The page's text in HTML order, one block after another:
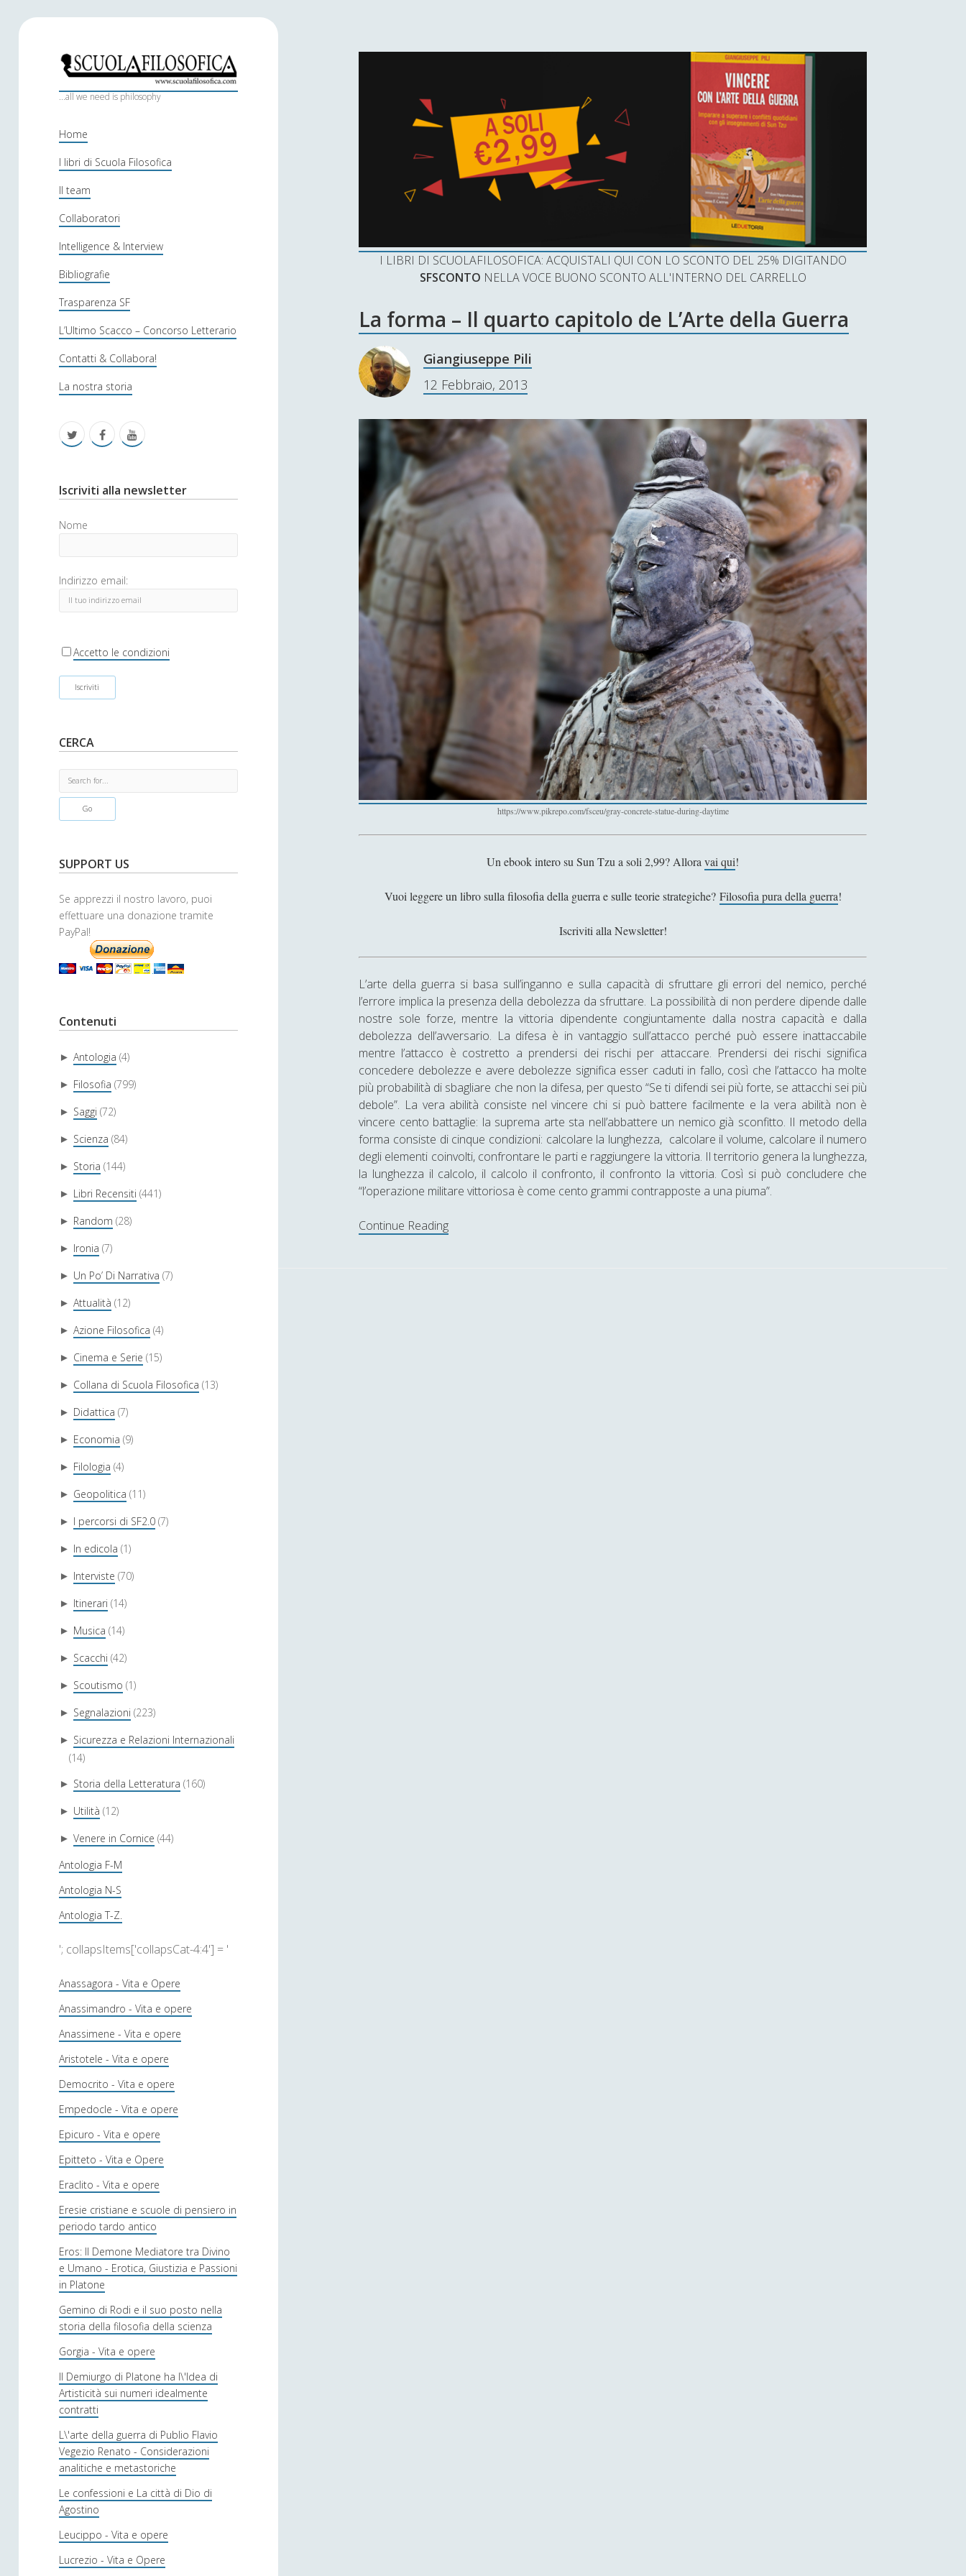
S
c
o
l
a
f
i
l
o
s
o
f
c
...all we need is philosophy
Home
I libri di Scuola Filosofica
Il team
Collaboratori
Intelligence & Interview
Bibliografie
Trasparenza SF
L’Ultimo Scacco – Concorso Letterario
Contatti & Collabora!
La nostra storia
i
t
r
f
c
b
o
k
u
u
e
S
i
e
b
r
Iscriviti alla newsletter
Nome
Indirizzo email:
Accetto le condizioni
CERCA
e
h
SUPPORT US
Se apprezzi il nostro lavoro, puoi
effettuare una donazione tramite
PayPal!
Contenuti
► Antologia (4)
► Filosofia (799)
► Saggi (72)
► Scienza (84)
► Storia (144)
► Libri Recensiti (441)
► Random (28)
► Ironia (7)
► Un Po’ Di Narrativa (7)
► Attualità (12)
► Azione Filosofica (4)
► Cinema e Serie (15)
► Collana di Scuola Filosofica (13)
► Didattica (7)
► Economia (9)
► Filologia (4)
► Geopolitica (11)
► I percorsi di SF2.0 (7)
► In edicola (1)
► Interviste (70)
► Itinerari (14)
► Musica (14)
► Scacchi (42)
► Scoutismo (1)
► Segnalazioni (223)
► Sicurezza e Relazioni Internazionali
(14)
► Storia della Letteratura (160)
► Utilità (12)
► Venere in Cornice (44)
Antologia F-M
Antologia N-S
Antologia T-Z.
'; collapsItems['collapsCat-4:4'] = '
Anassagora - Vita e Opere
Anassimandro - Vita e opere
Anassimene - Vita e opere
Aristotele - Vita e opere
Democrito - Vita e opere
Empedocle - Vita e opere
Epicuro - Vita e opere
Epitteto - Vita e Opere
Eraclito - Vita e opere
Eresie cristiane e scuole di pensiero in
periodo tardo antico
Eros: Il Demone Mediatore tra Divino
e Umano - Erotica, Giustizia e Passioni
in Platone
Gemino di Rodi e il suo posto nella
storia della filosofia della scienza
Gorgia - Vita e opere
Il Demiurgo di Platone ha l\'Idea di
Artisticità sui numeri idealmente
contratti
L\'arte della guerra di Publio Flavio
Vegezio Renato - Considerazioni
analitiche e metastoriche
Le confessioni e La città di Dio di
Agostino
Leucippo - Vita e opere
Lucrezio - Vita e Opere
I LIBRI DI SCUOLAFILOSOFICA: ACQUISTALI QUI CON LO SCONTO DEL 25% DIGITANDO
SFSCONTO NELLA VOCE BUONO SCONTO ALL'INTERNO DEL CARRELLO
La forma – Il quarto capitolo de L’Arte della Guerra
Giangiuseppe Pili
12 Febbraio, 2013
https://www.pikrepo.com/fsceu/gray-concrete-statue-during-daytime
Un ebook intero su Sun Tzu a soli 2,99? Alloravai qui!
Vuoi leggere un libro sulla filosofia della guerra e sulle teorie strategiche? Filosofia pura della guerra!
Iscriviti alla Newsletter!
L’arte della guerra si basa sull’inganno e sulla capacità di sfruttare gli errori del nemico, perché
l’errore implica la presenza della debolezza da sfruttare. La possibilità di non perdere dipende dalle
nostre sole forze, mentre la vittoria dipendente congiuntamente dalla nostra capacità e dalla
debolezza dell’avversario. La difesa è in vantaggio sull’attacco perché può essere inattaccabile
mentre l’attacco è costretto a prendersi dei rischi per attaccare. Prendersi dei rischi significa
concedere debolezze e avere debolezze significa esser caduti in fallo, così che l’attacco ha molte
più probabilità di sbagliare che non la difesa, per questo “Se ti difendi sei più forte, se attacchi sei più
debole”. La vera abilità consiste nel vincere chi si può battere facilmente e la vera abilità non è
vincere cento battaglie: la suprema arte sta nell’abbattere un nemico già sconfitto. Il metodo della
forma consiste di cinque condizioni: calcolare la lunghezza, calcolare il volume, calcolare il numero
degli elementi coinvolti, confrontare le parti e raggiungere la vittoria. Il territorio genera la lunghezza,
la lunghezza il calcolo, il calcolo il confronto, il confronto la vittoria. Così si può concludere che
“l’operazione militare vittoriosa è come cento grammi contrapposte a una piuma”.
Continue Reading